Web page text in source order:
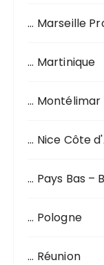
… Marseille
… Martinique
… Montélimar
… Nice Côte
… Pays Bas –
… Pologne
… Réunion